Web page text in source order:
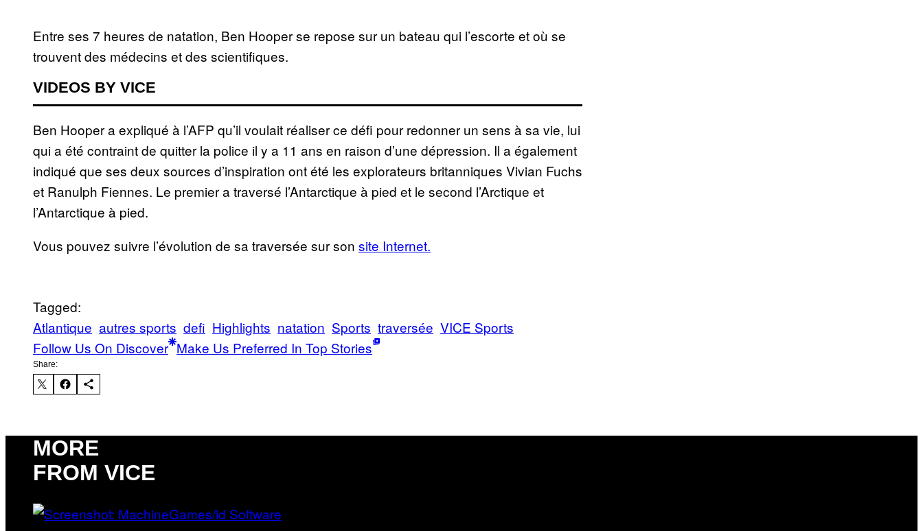
Entre ses 7 heures de natation, Ben Hooper se repose sur un bateau qui l’escorte et où se
trouvent des médecins et des scientifiques.
VIDEOS BY VICE
Ben Hooper a expliqué à l’AFP qu’il voulait réaliser ce défi pour redonner un sens à sa vie, lui
qui a été contraint de quitter la police il y a 11 ans en raison d’une dépression. Il a également
indiqué que ses deux sources d’inspiration ont été les explorateurs britanniques Vivian Fuchs
et Ranulph Fiennes. Le premier a traversé l’Antarctique à pied et le second l’Arctique et
l’Antarctique à pied.
Vous pouvez suivre l’évolution de sa traversée sur son site Internet.
Tagged:
Atlantique autres sports defi Highlights natation Sports traversée VICE Sports
Follow Us On Discover Make Us Preferred In Top Stories
Share:
MORE
FROM VICE